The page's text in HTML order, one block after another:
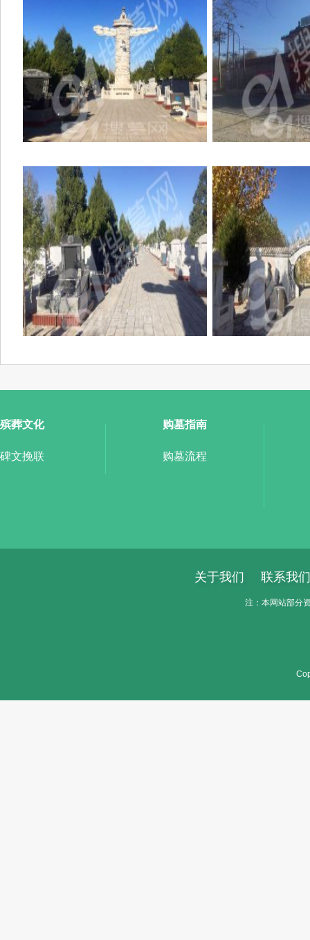
殡葬文化
碑文挽联
购墓指南
购墓流程
关于我们 联系我们
注：本网站部分